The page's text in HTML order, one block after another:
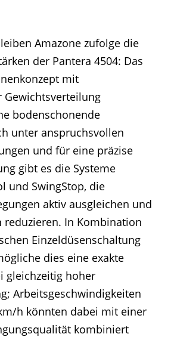
Amazone zufolge die
der Pantera 4504: Das
mit
Gewichtsverteilung
bodenschonende
unter anspruchsvollen
und für eine präzise
gibt es die Systeme
und SwingStop, die
aktiv ausgleichen und
reduzieren. In Kombination
Einzeldüsenschaltung
dies eine exakte
gleichzeitig hoher
Arbeitsgeschwindigkeiten
h könnten dabei mit einer
kombiniert